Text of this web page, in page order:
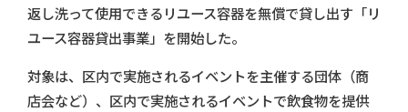
返し洗って使用できるリユース容器を無償で貸し出す「リ
ユース容器貸出事業」を開始した。
対象は、区内で実施されるイベントを主催する団体（商
店会など）、区内で実施されるイベントで飲食物を提供